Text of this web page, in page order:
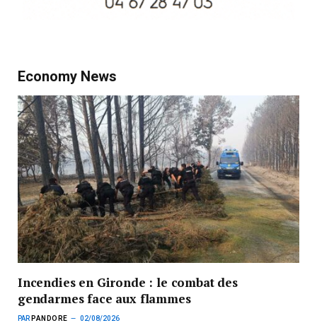
Economy News
Incendies en Gironde : le combat des
gendarmes face aux flammes
PAR PANDORE 02/08/2026